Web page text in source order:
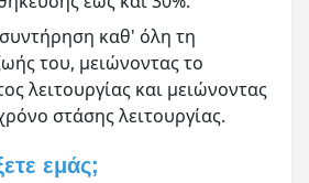
καθ' όλη τη
του, μειώνοντας το
λειτουργίας και μειώνοντας
στάσης λειτουργίας.
εμάς;